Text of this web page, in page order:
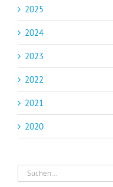
2025
2024
2023
2022
2021
2020
Suche
nach: